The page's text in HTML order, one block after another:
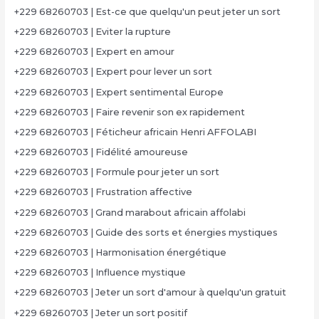
+229 68260703 | Est-ce que quelqu'un peut jeter un sort
+229 68260703 | Eviter la rupture
+229 68260703 | Expert en amour
+229 68260703 | Expert pour lever un sort
+229 68260703 | Expert sentimental Europe
+229 68260703 | Faire revenir son ex rapidement
+229 68260703 | Féticheur africain Henri AFFOLABI
+229 68260703 | Fidélité amoureuse
+229 68260703 | Formule pour jeter un sort
+229 68260703 | Frustration affective
+229 68260703 | Grand marabout africain affolabi
+229 68260703 | Guide des sorts et énergies mystiques
+229 68260703 | Harmonisation énergétique
+229 68260703 | Influence mystique
+229 68260703 | Jeter un sort d'amour à quelqu'un gratuit
+229 68260703 | Jeter un sort positif